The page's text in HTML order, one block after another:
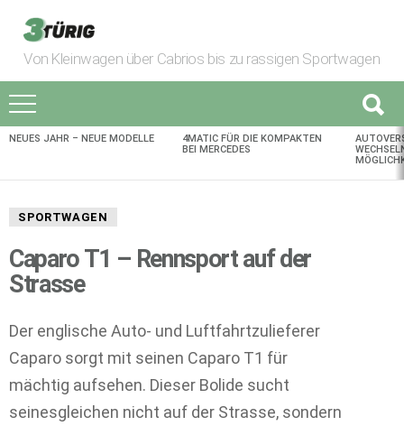
Von Kleinwagen über Cabrios bis zu rassigen Sportwagen
AKTUELLES
NEUES JAHR – NEUE MODELLE
4MATIC FÜR DIE KOMPAKTEN
BEI MERCEDES
SPORTWAGEN
Caparo T1 – Rennsport auf der
Strasse
Der englische Auto- und Luftfahrtzulieferer
Caparo sorgt mit seinen Caparo T1 für
mächtig aufsehen. Dieser Bolide sucht
seinesgleichen nicht auf der Strasse, sondern